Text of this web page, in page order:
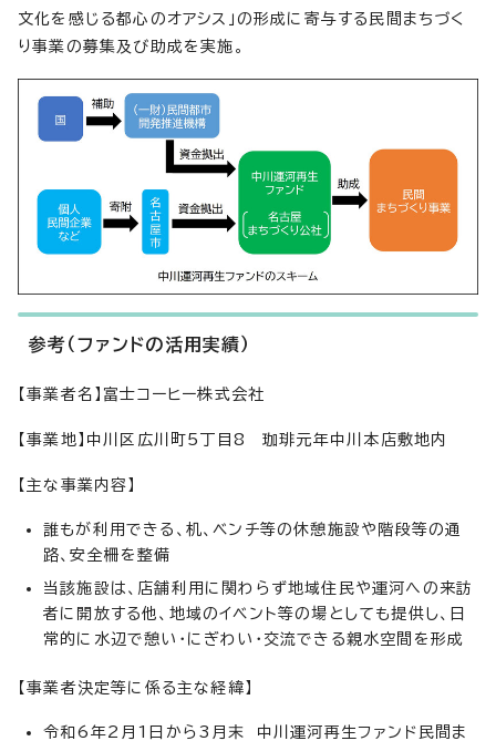
文化を感じる都心のオアシス」の形成に寄与する民間まちづく
り事業の募集及び助成を実施。
参考（ファンドの活用実績）
【事業者名】富士コーヒー株式会社
【事業地】中川区広川町5丁目8 珈琲元年中川本店敷地内
【主な事業内容】
誰もが利用できる、机、ベンチ等の休憩施設や階段等の通
路、安全柵を整備
当該施設は、店舗利用に関わらず地域住民や運河への来訪
者に開放する他、地域のイベント等の場としても提供し、日
常的に水辺で憩い・にぎわい・交流できる親水空間を形成
【事業者決定等に係る主な経緯】
令和6年2月1日から3月末 中川運河再生ファンド民間ま